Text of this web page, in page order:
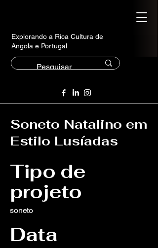
Explorando a Rica Cultura de
Angola e Portugal
Soneto Natalino em
Estilo Lusíadas
Tipo de
projeto
soneto
Data